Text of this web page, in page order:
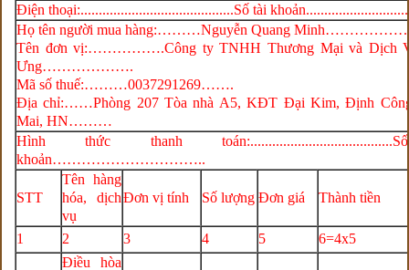
Điện thoại:..........................................Số tài
Họ tên người mua hàng:………Nguyễn Quang
Tên đơn vị:…………….Công ty TNHH Thương Mại và Dịch
Ưng……………….
Mã số thuế:………0037291269…….
Địa chỉ:……Phòng 207 Tòa nhà A5, KĐT Đại Kim, Định
Mai, HN………
Hình thức thanh
khoản…………………………..
STT
Tên hàng
hóa, dịch
vụ
Đơn vị tính Số lượng Đơn giá Thành tiền
1 2 3 4 5 6=4x5
Điều hòa